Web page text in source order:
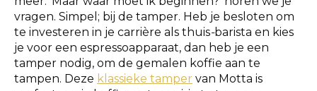
vragen. Simpel; bij de tamper. Heb je besloten om
te investeren in je carrière als thuis-barista en kies
je voor een espressoapparaat, dan heb je een
tamper nodig, om de gemalen koffie aan te
tampen. Deze klassieke tamper van Motta is